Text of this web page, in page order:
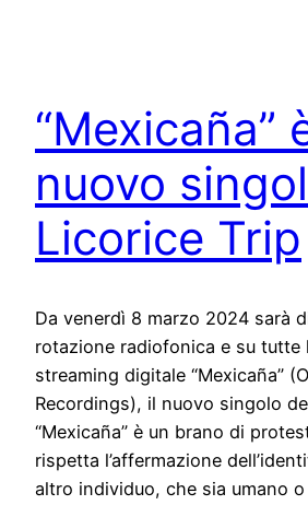
“Mexicaña”
nuovo
Licorice Trip
Da venerdì 8 marzo 2024 sarà
rotazione radiofonica e su tutte
streaming digitale “Mexicaña”
Recordings), il nuovo singolo
“Mexicaña” è un brano di
rispetta l’affermazione
altro individuo, che sia umano o